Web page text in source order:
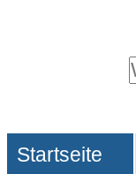
Website
Suche…
Sektionen
Startseite